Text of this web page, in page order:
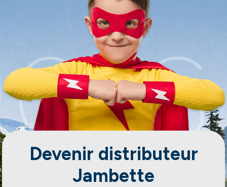
Devenir distributeur
Jambette